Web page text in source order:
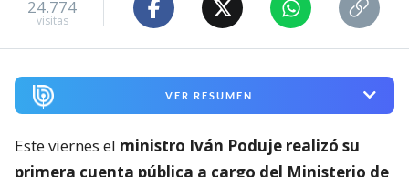
24.774
visitas
VER RESUMEN
Este viernes el ministro Iván Poduje realizó su
primera cuenta pública a cargo del Ministerio de